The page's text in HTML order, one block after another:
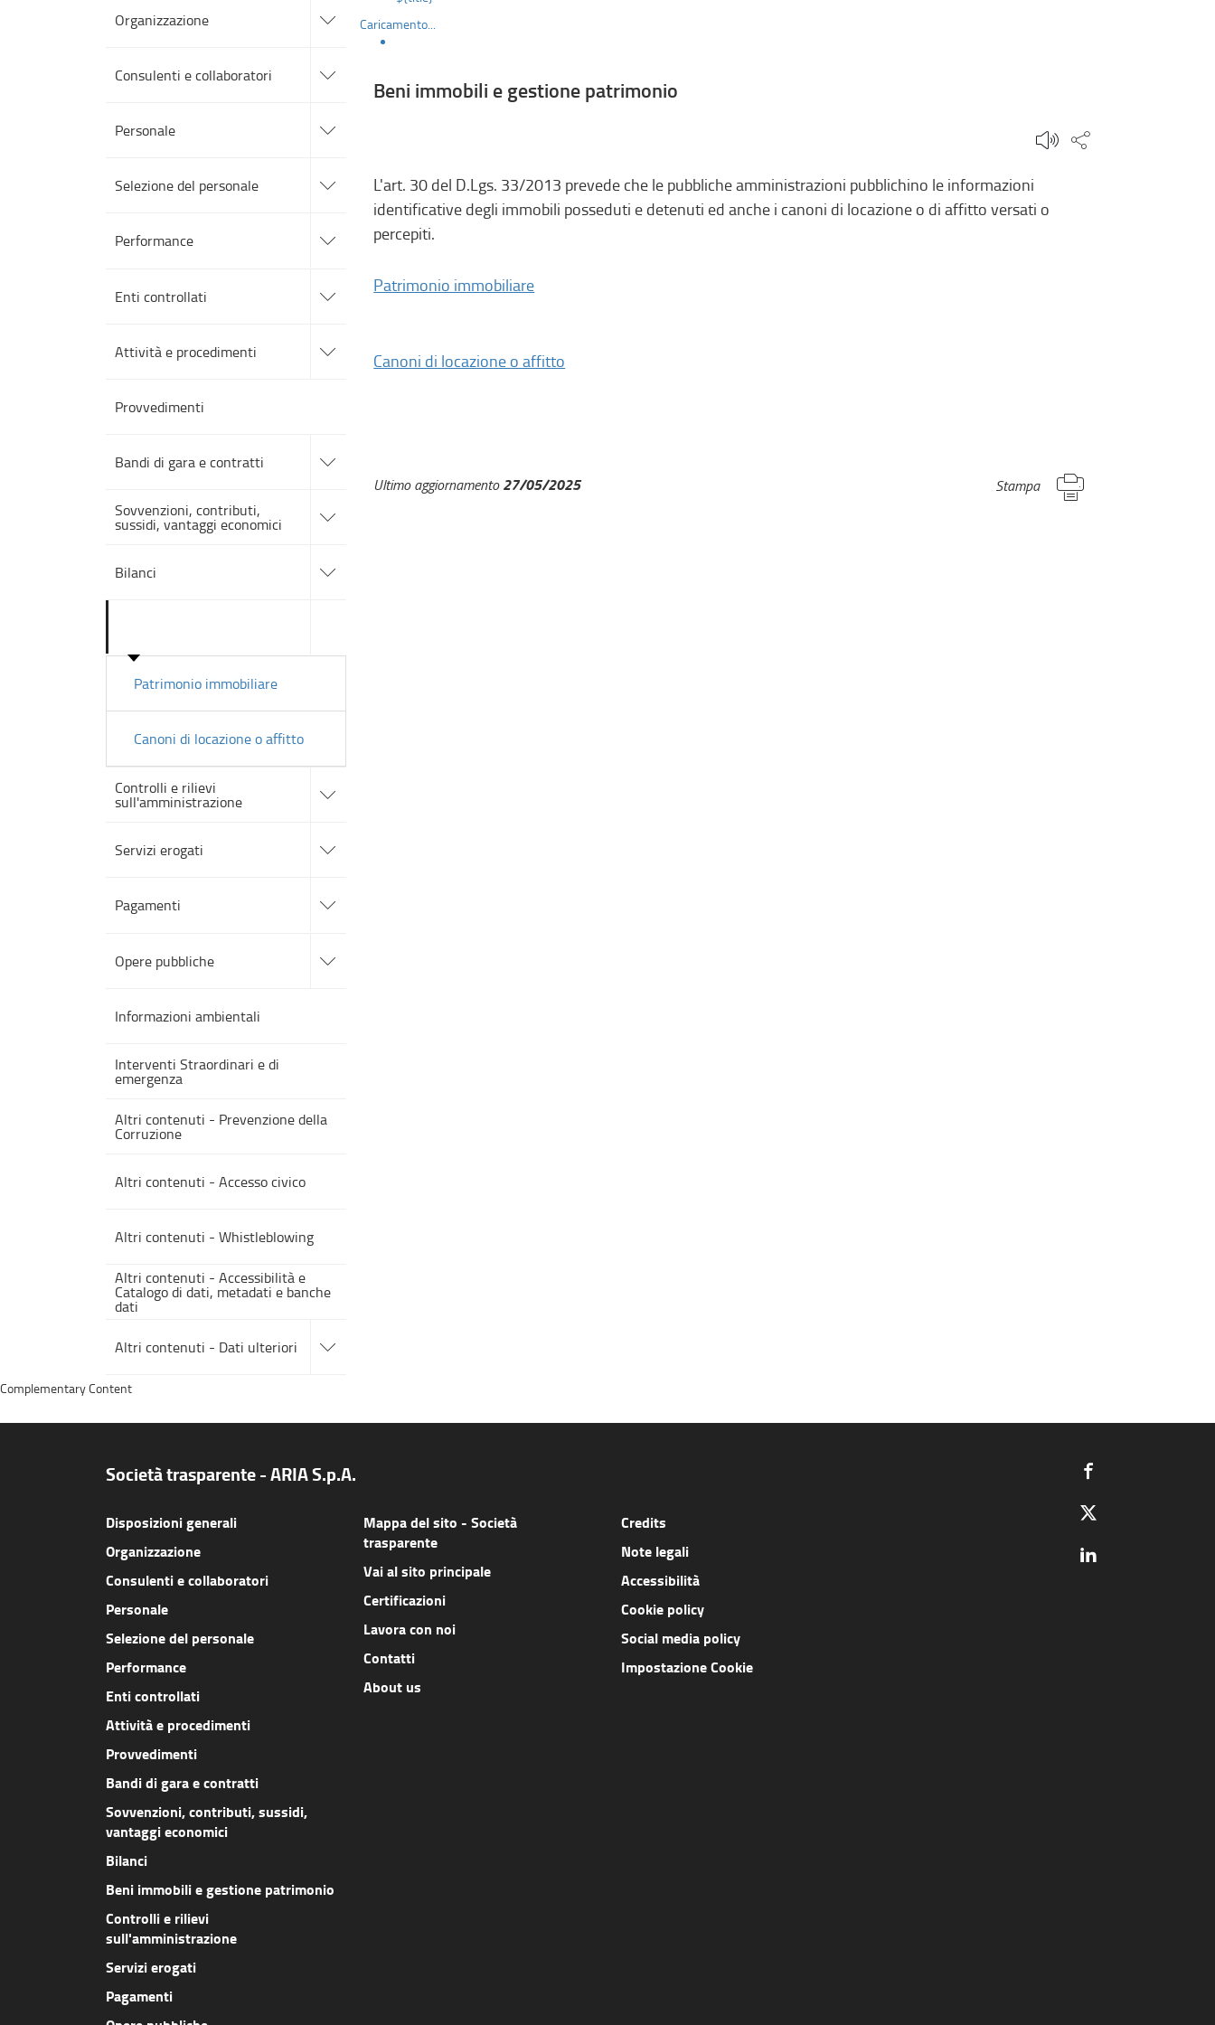
Organizzazione
alle
sotto
Consulenti e collaboratori
alle
sotto
Personale
alle
sotto
Selezione del personale
alle
sotto
Performance
alle
sotto
Enti controllati
alle
sotto
Attività e procedimenti
alle
sotto
Provvedimenti
Bandi di gara e contratti alle
sotto
Sovvenzioni, contributi,
sussidi, vantaggi economici
alle
sotto
Bilanci
alle
sotto
Patrimonio immobiliare
Canoni di locazione o affitto
Controlli e rilievi
sull'amministrazione
alle
sotto
Servizi erogati
alle
sotto
Pagamenti
alle
sotto
Opere pubbliche
alle
sotto
Informazioni ambientali
Interventi Straordinari e di
emergenza
Altri contenuti - Prevenzione della
Corruzione
Altri contenuti - Accesso civico
Altri contenuti - Whistleblowing
Altri contenuti - Accessibilità e
Catalogo di dati, metadati e banche
dati
Altri contenuti - Dati ulteriori alle
sotto
Caricamento...
Beni immobili e gestione patrimonio
Condividi
L'art. 30 del D.Lgs. 33/2013 prevede che le pubbliche amministrazioni pubblichino le informazioni
identificative degli immobili posseduti e detenuti ed anche i canoni di locazione o di affitto versati o
percepiti.
Patrimonio immobiliare
Canoni di locazione o affitto
Ultimo aggiornamento27/05/2025 Stampa
Società trasparente - ARIA S.p.A.
Disposizioni generali
Organizzazione
Consulenti e collaboratori
Personale
Selezione del personale
Performance
Enti controllati
Attività e procedimenti
Provvedimenti
Bandi di gara e contratti
Sovvenzioni, contributi, sussidi,
vantaggi economici
Bilanci
Beni immobili e gestione patrimonio
Controlli e rilievi
sull'amministrazione
Servizi erogati
Pagamenti
Mappa del sito - Società
trasparente
Vai al sito principale
Certificazioni
Lavora con noi
Contatti
About us
Credits
Note legali
Accessibilità
Cookie policy
Social media policy
Impostazione Cookie
Complementary Content